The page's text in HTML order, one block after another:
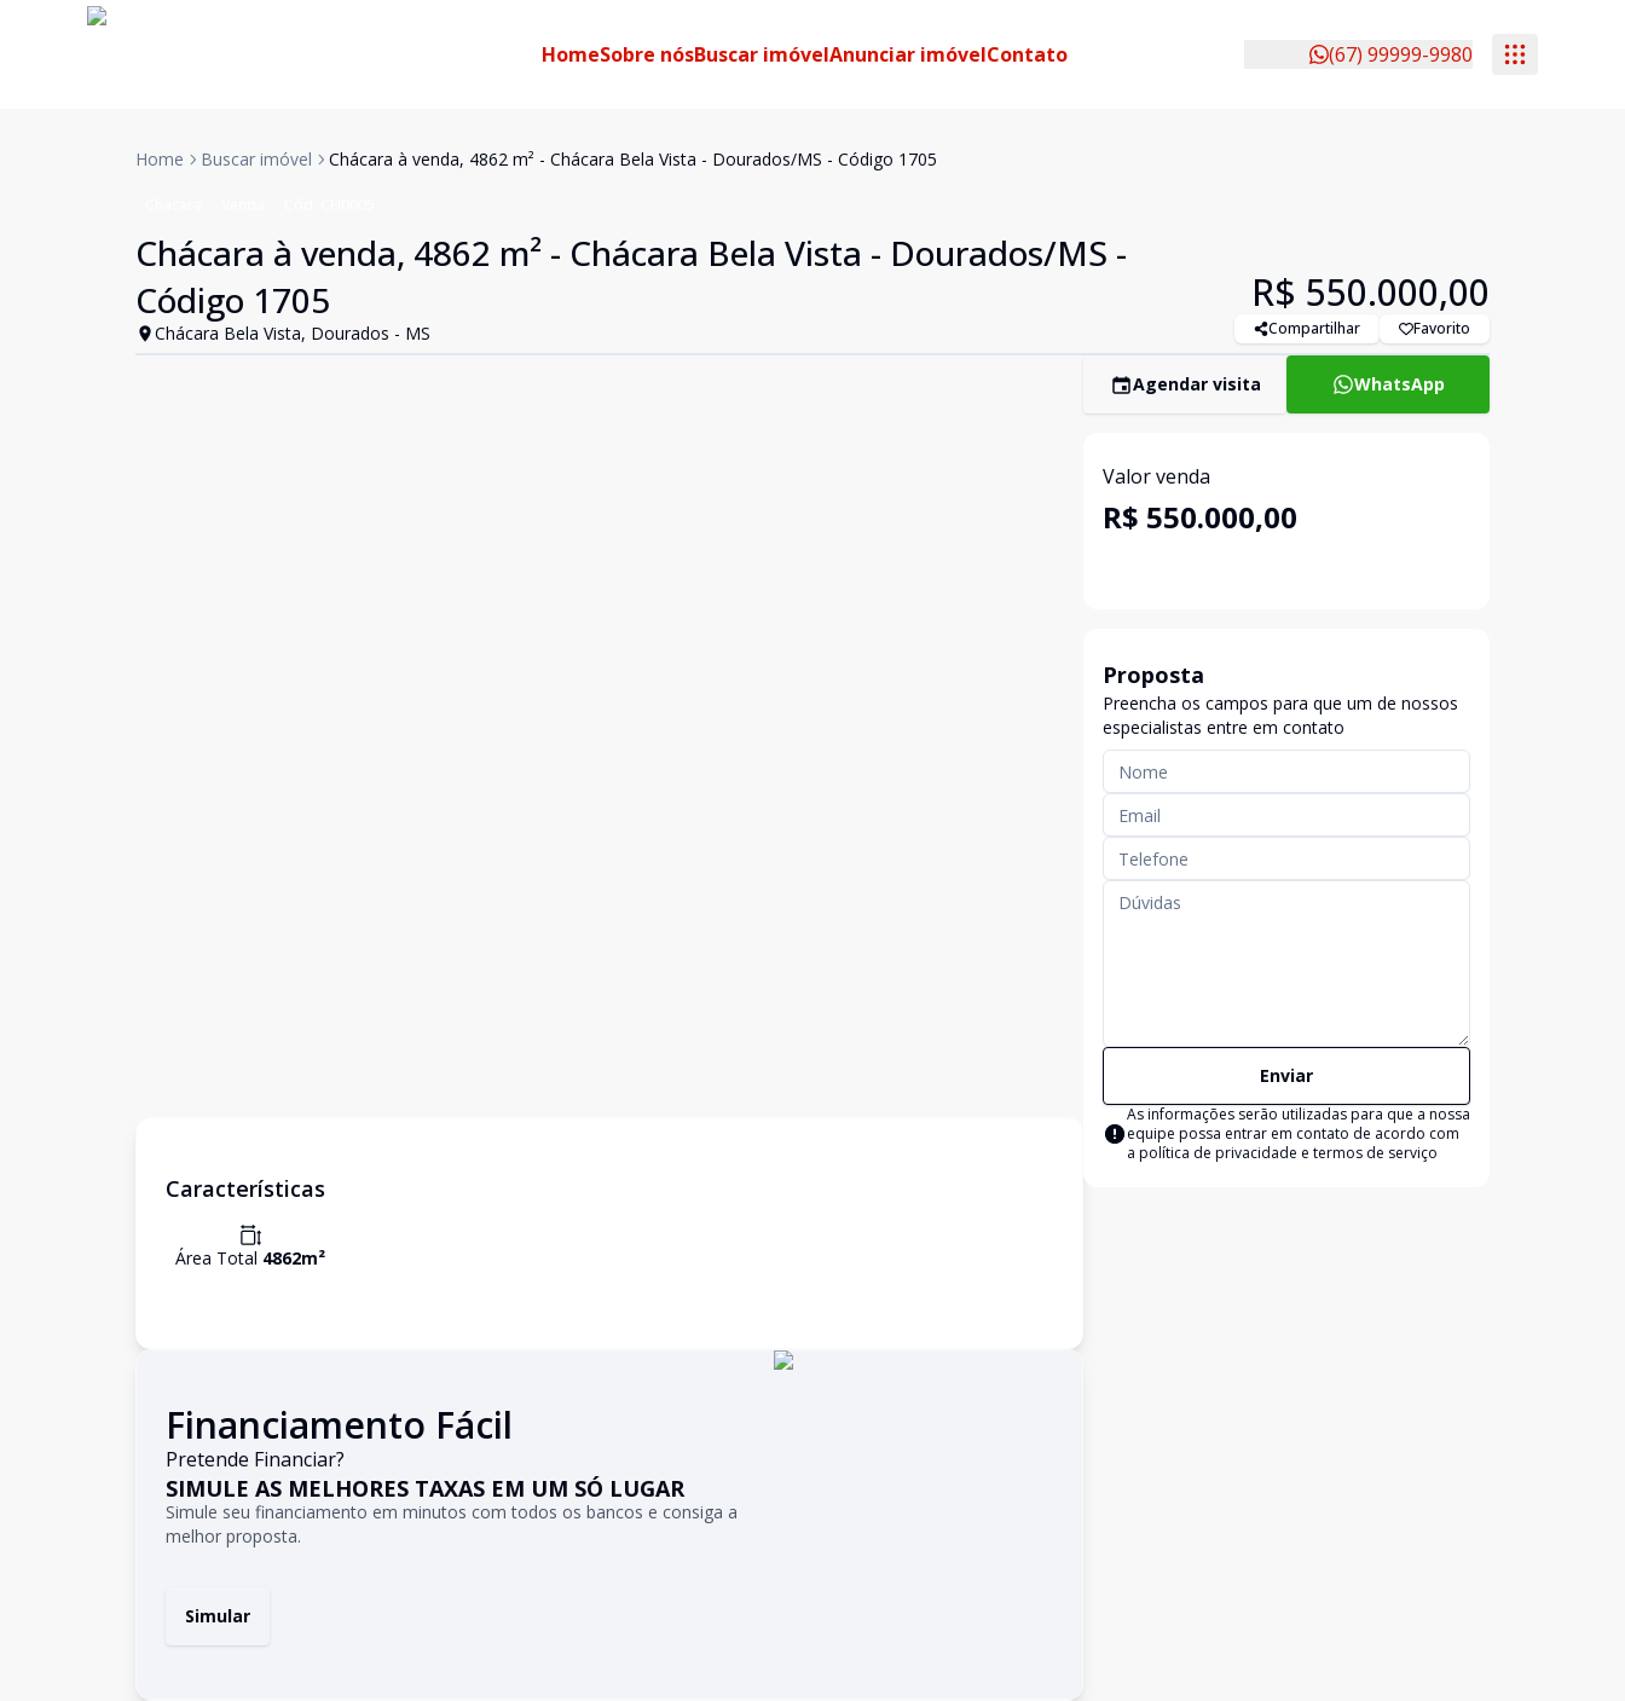
HomeSobre nósBuscar imóvelAnunciar imóvelContato (67) 99999-9980
Home Buscar imóvel Chácara à venda, 4862 m² - Chácara Bela Vista - Dourados/MS - Código 1705
Chácara à venda, 4862 m² - Chácara Bela Vista - Dourados/MS -
Código 1705
Chácara Bela Vista, Dourados - MS
R$ 550.000,00
Compartilhar Favorito
Características
Área Total 4862m²
Financiamento Fácil
Pretende Financiar?
SIMULE AS MELHORES TAXAS EM UM SÓ LUGAR
Simule seu financiamento em minutos com todos os bancos e consiga a
melhor proposta.
Simular
Agendar visita WhatsApp
Valor venda
R$ 550.000,00
Proposta
Preencha os campos para que um de nossos
especialistas entre em contato
Enviar
As informações serão utilizadas para que a nossa
equipe possa entrar em contato de acordo com
a política de privacidade e termos de serviço